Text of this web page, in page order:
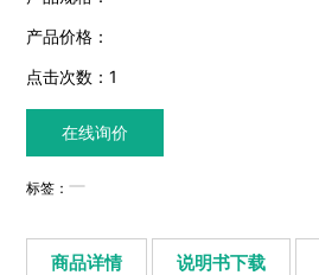
产品价格：
点击次数：1
在线询价
标签：
商品详情 说明书下载